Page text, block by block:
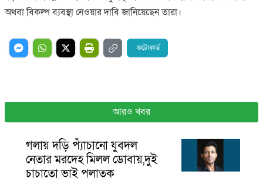
অথবা বিকল্প ব্যবস্থা নেওয়ার দাবি জানিয়েছেন তারা।
ফটোকার্ড
আরও খবর
গলায় দড়ি প্যাঁচানো যুবদল
নেতার মরদেহ মিলল ডোবায়,দুই
চাচাতো ভাই পলাতক